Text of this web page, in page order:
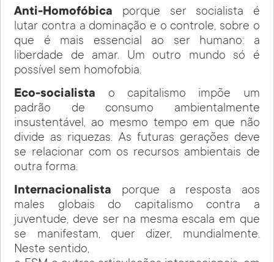
Anti-Homofóbica porque ser socialista é
lutar contra a dominação e o controle, sobre o
que é mais essencial ao ser humano: a
liberdade de amar. Um outro mundo só é
possível sem homofobia.
Eco-socialista o capitalismo impõe um
padrão de consumo ambientalmente
insustentável, ao mesmo tempo em que não
divide as riquezas. As futuras gerações deve
se relacionar com os recursos ambientais de
outra forma.
Internacionalista porque a resposta aos
males globais do capitalismo contra a
juventude, deve ser na mesma escala em que
se manifestam, quer dizer, mundialmente.
Neste sentido,